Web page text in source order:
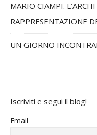
MARIO CIAMPI.
RAPPRESENTAZIONE
UN GIORNO
Iscriviti e segui il blog!
Email